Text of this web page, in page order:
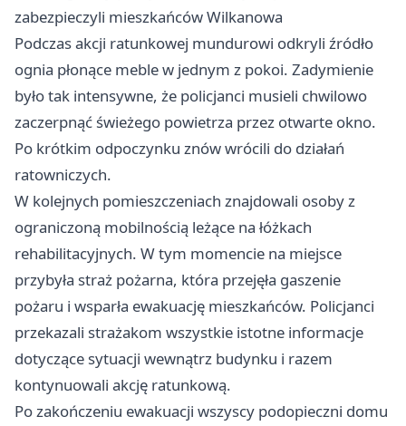
zabezpieczyli mieszkańców Wilkanowa
Podczas akcji ratunkowej mundurowi odkryli źródło
ognia płonące meble w jednym z pokoi. Zadymienie
było tak intensywne, że policjanci musieli chwilowo
zaczerpnąć świeżego powietrza przez otwarte okno.
Po krótkim odpoczynku znów wrócili do działań
ratowniczych.
W kolejnych pomieszczeniach znajdowali osoby z
ograniczoną mobilnością leżące na łóżkach
rehabilitacyjnych. W tym momencie na miejsce
przybyła straż pożarna, która przejęła gaszenie
pożaru i wsparła ewakuację mieszkańców. Policjanci
przekazali strażakom wszystkie istotne informacje
dotyczące sytuacji wewnątrz budynku i razem
kontynuowali akcję ratunkową.
Po zakończeniu ewakuacji wszyscy podopieczni domu